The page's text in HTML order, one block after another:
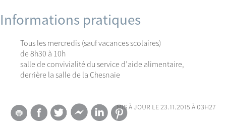
Informations pratiques
Tous les mercredis (sauf vacances scolaires)
de 8h30 à 10h
salle de convivialité du service d’aide alimentaire,
derrière la salle de la Chesnaie
mis à jour le 23.11.2015 à 03h27